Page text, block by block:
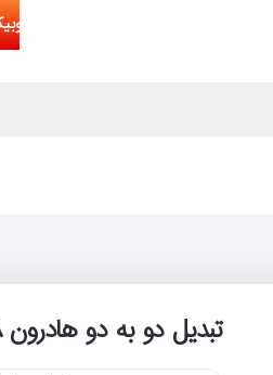
تبدیل دو به دو هادرون Hadron A08